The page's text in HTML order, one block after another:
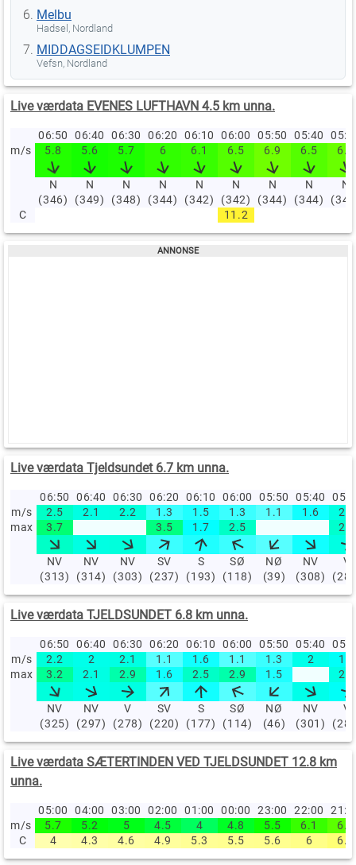
Melbu
Hadsel, Nordland
MIDDAGSEIDKLUMPEN
Vefsn, Nordland
Live værdata EVENES LUFTHAVN 4.5 km unna.
06:50 06:40 06:30 06:20 06:10 06:00 05:50 05:40
m/s
5.8 5.6 5.7 6 6.1 6.5 6.9 6.5 6.8
N
(346)
N
(349)
N
(348)
N
(344)
N
(342)
N
(342)
N
(344)
N
(344)
N
C
11.2
Live værdata Tjeldsundet 6.7 km unna.
06:50 06:40 06:30 06:20 06:10 06:00 05:50 05:40
m/s
2.5 2.1 2.2 1.3 1.5 1.3 1.1 1.6
2.1
max
3.7 3.5 1.7 2.5 2.4
NV
(313)
NV
(314)
NV
(303)
SV
(237)
S
(193)
SØ
(118)
NØ
(39)
NV
(308)
V
Live værdata TJELDSUNDET 6.8 km unna.
06:50 06:40 06:30 06:20 06:10 06:00 05:50 05:40
m/s
2.2 2 2.1 1.1 1.6 1.1 1.3 2
1.8
max
3.2 2.1 2.9 1.6 2.5 2.9 1.5 2.1
NV
(325)
NV
(297)
V
(278)
SV
(220)
S
(177)
SØ
(114)
NØ
(46)
NV
(301)
V
Live værdata SÆTERTINDEN VED TJELDSUNDET 12.8 km
unna.
05:00 04:00 03:00 02:00 01:00 00:00 23:00 22:00
m/s
5.7 5.2 5 4.5 4 4.8 5.5 6.1
6.6
C
4 4.3 4.6 4.9 5.3 5.5 5.6 6 6.9